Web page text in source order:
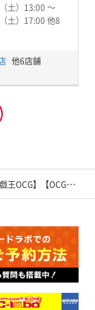
土）13:00 〜
土）17:00 他8
他6店舗
OCG】【OCG】デュエリスト交流会